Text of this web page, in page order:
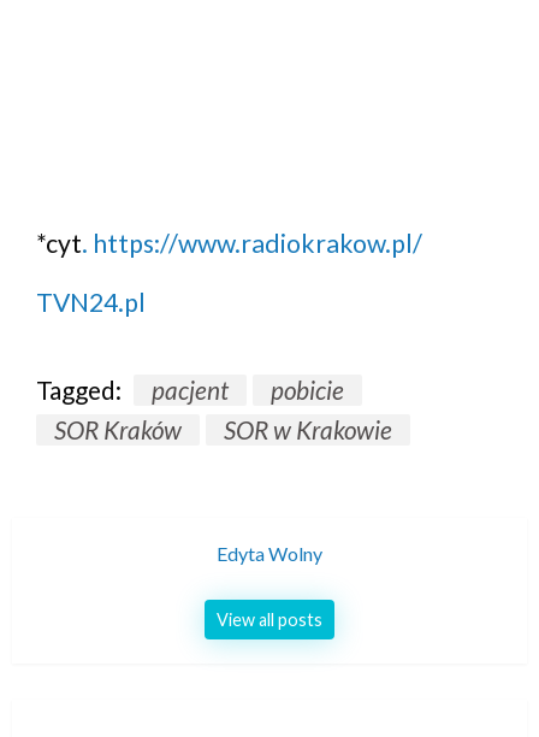
*cyt. https://www.radiokrakow.pl/
TVN24.pl
Tagged: pacjent
pobicie
SOR Kraków
SOR w Krakowie
Edyta Wolny
View all posts